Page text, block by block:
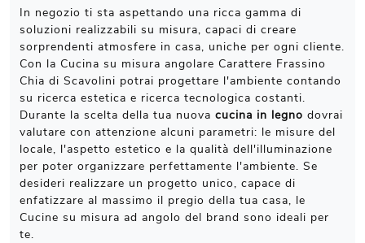
In negozio ti sta aspettando una ricca gamma di
soluzioni realizzabili su misura, capaci di creare
sorprendenti atmosfere in casa, uniche per ogni cliente.
Con la Cucina su misura angolare Carattere Frassino
Chia di Scavolini potrai progettare l'ambiente contando
su ricerca estetica e ricerca tecnologica costanti.
Durante la scelta della tua nuova cucina in legno dovrai
valutare con attenzione alcuni parametri: le misure del
locale, l'aspetto estetico e la qualità dell'illuminazione
per poter organizzare perfettamente l'ambiente. Se
desideri realizzare un progetto unico, capace di
enfatizzare al massimo il pregio della tua casa, le
Cucine su misura ad angolo del brand sono ideali per
te.